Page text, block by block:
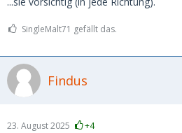
SingleMalt71 gefällt das.
Findus
23. August 2025 +4